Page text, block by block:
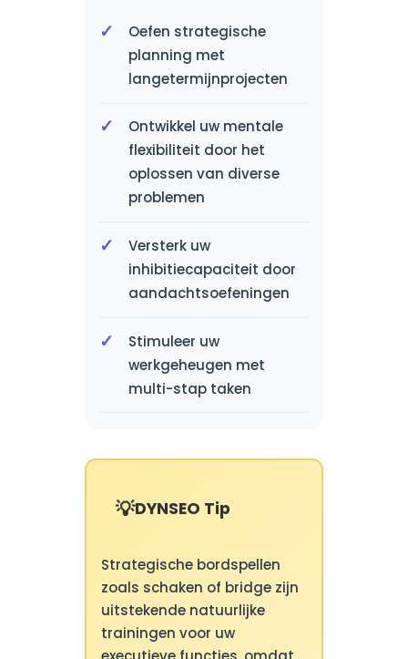
Oefen strategische
planning met
langetermijnprojecten
Ontwikkel uw mentale
flexibiliteit door het
oplossen van diverse
problemen
Versterk uw
inhibitiecapaciteit door
aandachtsoefeningen
Stimuleer uw
werkgeheugen met
multi-stap taken
DYNSEO Tip
Strategische bordspellen
zoals schaken of bridge zijn
uitstekende natuurlijke
trainingen voor uw